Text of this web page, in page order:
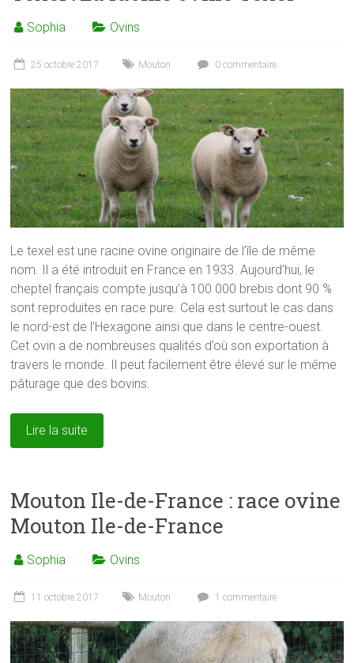
Sophia Ovins
25 octobre 2017 Mouton 0 commentaire
Le texel est une racine ovine originaire de l’île de même
nom. Il a été introduit en France en 1933. Aujourd’hui, le
cheptel français compte jusqu’à 100 000 brebis dont 90 %
sont reproduites en race pure. Cela est surtout le cas dans
le nord-est de l’Hexagone ainsi que dans le centre-ouest.
Cet ovin a de nombreuses qualités d’où son exportation à
travers le monde. Il peut facilement être élevé sur le même
pâturage que des bovins.
Lire la suite
Mouton Ile-de-France : race ovine
Mouton Ile-de-France
Sophia Ovins
11 octobre 2017 Mouton 1 commentaire